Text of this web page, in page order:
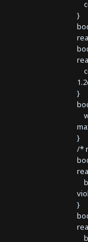
}
}
}
/*
}